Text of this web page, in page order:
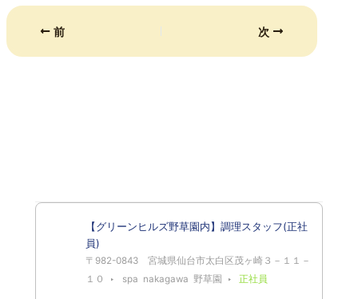
前 次
【グリーンヒルズ野草園内】調理スタッフ(正社
員)
〒982-0843 宮城県仙台市太白区茂ヶ崎３－１１－
１０
spa nakagawa 野草園 正社員